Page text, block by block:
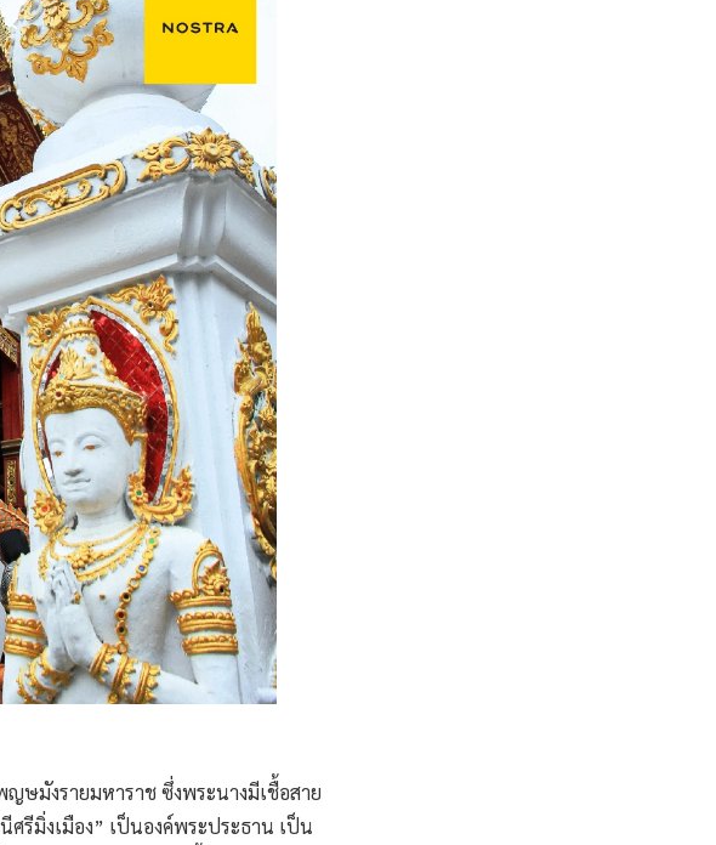
ญษมังรายมหาราช ซึ่งพระนางมีเชื้อสาย
ศรีมิ่งเมือง” เป็นองค์พระประธาน เป็น